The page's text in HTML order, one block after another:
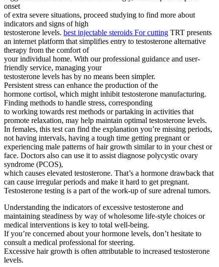
onset
of extra severe situations, proceed studying to find more about
indicators and signs of high
testosterone levels. best injectable steroids For cutting TRT presents
an internet platform that simplifies entry to testosterone alternative
therapy from the comfort of
your individual home. With our professional guidance and user-
friendly service, managing your
testosterone levels has by no means been simpler.
Persistent stress can enhance the production of the
hormone cortisol, which might inhibit testosterone manufacturing.
Finding methods to handle stress, corresponding
to working towards rest methods or partaking in activities that
promote relaxation, may help maintain optimal testosterone levels.
In females, this test can find the explanation you’re missing periods,
not having intervals, having a tough time getting pregnant or
experiencing male patterns of hair growth similar to in your chest or
face. Doctors also can use it to assist diagnose polycystic ovary
syndrome (PCOS),
which causes elevated testosterone. That’s a hormone drawback that
can cause irregular periods and make it hard to get pregnant.
Testosterone testing is a part of the work-up of sure adrenal tumors.
Understanding the indicators of excessive testosterone and
maintaining steadiness by way of wholesome life-style choices or
medical interventions is key to total well-being.
If you’re concerned about your hormone levels, don’t hesitate to
consult a medical professional for steering.
Excessive hair growth is often attributable to increased testosterone
levels.